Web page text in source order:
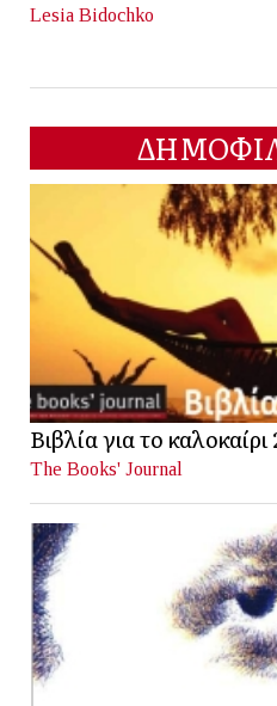
Lesia Bidochko
Βιβλία για το
The Books' Journal